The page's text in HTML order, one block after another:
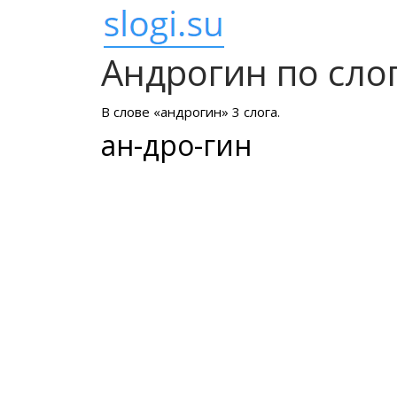
Андрогин по
В слове «андрогин» 3 слога.
ан-дро-гин